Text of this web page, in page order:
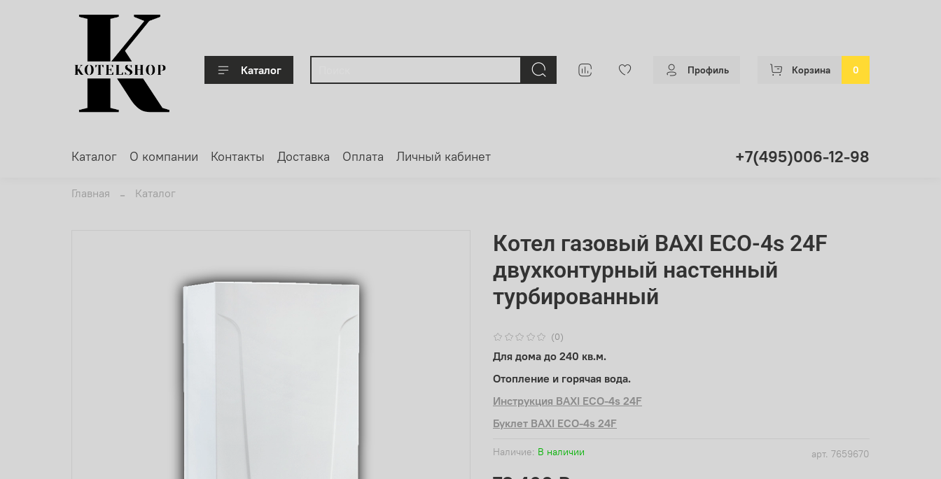
Каталог Профиль Корзина 0
Каталог О компании Контакты Доставка Оплата Личный кабинет +7(495)006-12-98
Главная Каталог
(0)
арт. 7659670
Наличие: В наличии
Котел газовый BAXI ECO-4s 24F
двухконтурный настенный
турбированный
Для дома до 240 кв.м.
Отопление и горячая вода.
Инструкция BAXI ECO-4s 24F
Буклет BAXI ECO-4s 24F